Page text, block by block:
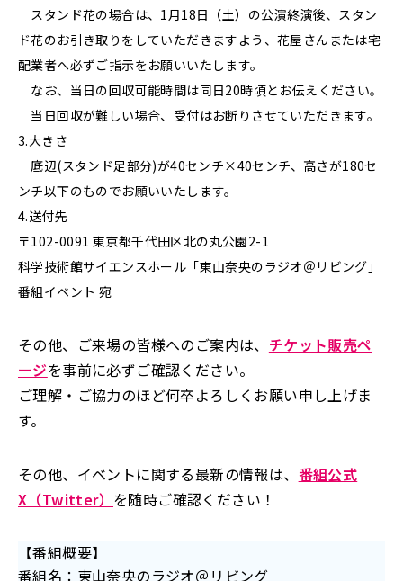
スタンド花の場合は、1月18日（土）の公演終演後、スタン
ド花のお引き取りをしていただきますよう、花屋さんまたは宅
配業者へ必ずご指示をお願いいたします。
なお、当日の回収可能時間は同日20時頃とお伝えください。
当日回収が難しい場合、受付はお断りさせていただきます。
3.大きさ
底辺(スタンド足部分)が40センチ×40センチ、高さが180セ
ンチ以下のものでお願いいたします。
4.送付先
〒102-0091 東京都千代田区北の丸公園2-1
科学技術館サイエンスホール「東山奈央のラジオ＠リビング」
番組イベント 宛
その他、ご来場の皆様へのご案内は、 チケット販売ペ
ージを事前に必ずご確認ください。
ご理解・ご協力のほど何卒よろしくお願い申し上げま
す。
その他、イベントに関する最新の情報は、 番組公式
X（Twitter） を随時ご確認ください！
【番組概要】
番組名：東山奈央のラジオ＠リビング